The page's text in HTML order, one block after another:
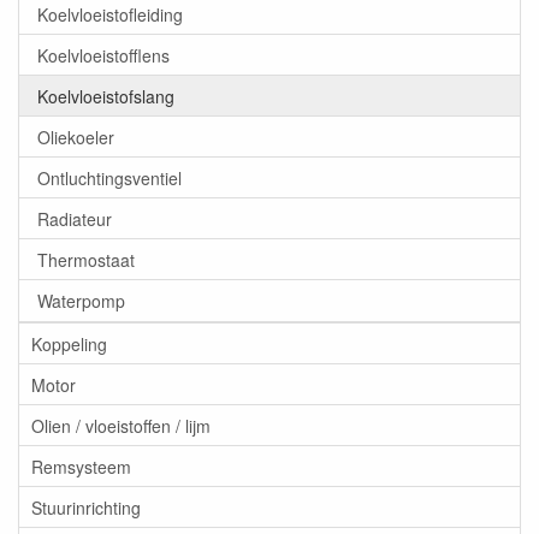
Koelvloeistofleiding
Koelvloeistofflens
Koelvloeistofslang
Oliekoeler
Ontluchtingsventiel
Radiateur
Thermostaat
Waterpomp
Koppeling
Motor
Olien / vloeistoffen / lijm
Remsysteem
Stuurinrichting